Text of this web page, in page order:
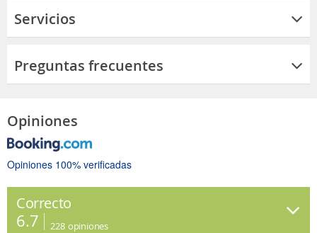
Servicios
Preguntas frecuentes
Opiniones
Opiniones 100% verificadas
Correcto
6.7 228 opiniones